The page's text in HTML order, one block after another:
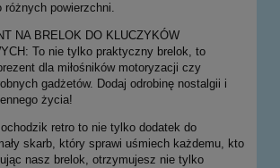
różnych powierzchni.
NA BRELOK DO KLUCZYKÓW
To nie tylko praktyczny brelok, to
dla miłośników motoryzacji czy
gadżetów. Dodaj odrobinę nostalgii i
życia!
retro to nie tylko dodatek do
skarb, który sprawi uśmiech każdemu, kto
nasz brelok, otrzymujesz nie tylko